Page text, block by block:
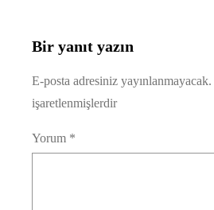
Bir yanıt yazın
E-posta adresiniz yayınlanmayacak.
işaretlenmişlerdir
Yorum *